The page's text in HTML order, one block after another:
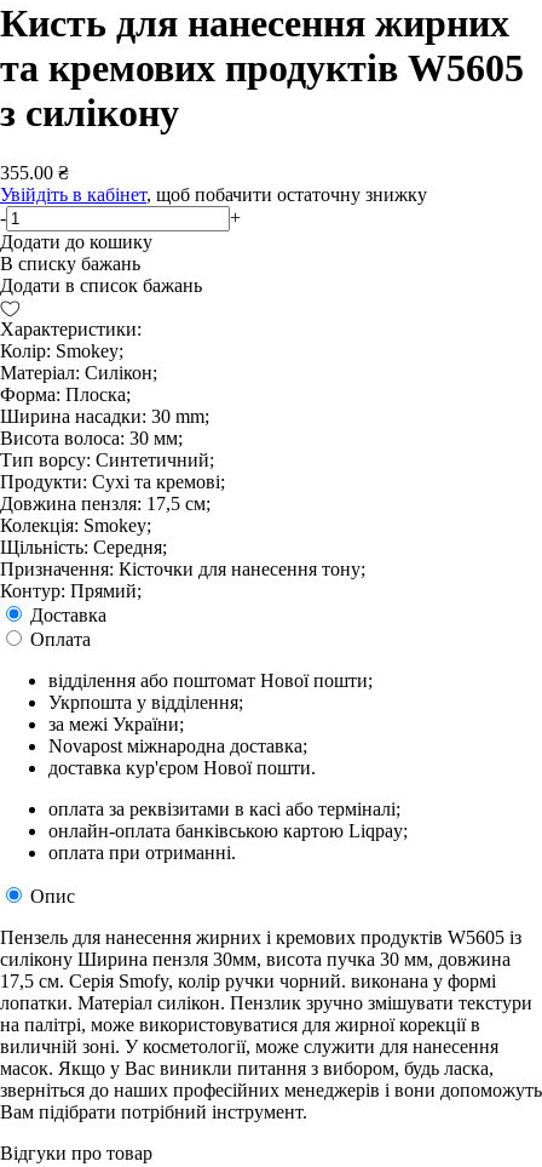
Кисть для нанесення жирних
та кремових продуктів W5605
з силікону
355.00 ₴
Увійдіть в кабінет, щоб побачити остаточну знижку
-
+
Додати до кошику
В списку бажань
Додати в список бажань
Характеристики:
Колір: Smokey;
Матеріал: Силікон;
Форма: Плоска;
Ширина насадки: 30 mm;
Висота волоса: 30 мм;
Тип ворсу: Синтетичний;
Продукти: Сухі та кремові;
Довжина пензля: 17,5 см;
Колекція: Smokey;
Щільність: Середня;
Призначення: Кісточки для нанесення тону;
Контур: Прямий;
Доставка
Оплата
відділення або поштомат Нової пошти;
Укрпошта у відділення;
за межі України;
Novapost міжнародна доставка;
доставка кур'єром Нової пошти.
оплата за реквізитами в касі або терміналі;
онлайн-оплата банківською картою Liqpay;
оплата при отриманні.
Опис
Пензель для нанесення жирних і кремових продуктів W5605 із
силікону Ширина пензля 30мм, висота пучка 30 мм, довжина
17,5 см. Серія Smofy, колір ручки чорний. виконана у формі
лопатки. Матеріал силікон. Пензлик зручно змішувати текстури
на палітрі, може використовуватися для жирної корекції в
виличній зоні. У косметології, може служити для нанесення
масок. Якщо у Вас виникли питання з вибором, будь ласка,
зверніться до наших професійних менеджерів і вони допоможуть
Вам підібрати потрібний інструмент.
Відгуки про товар